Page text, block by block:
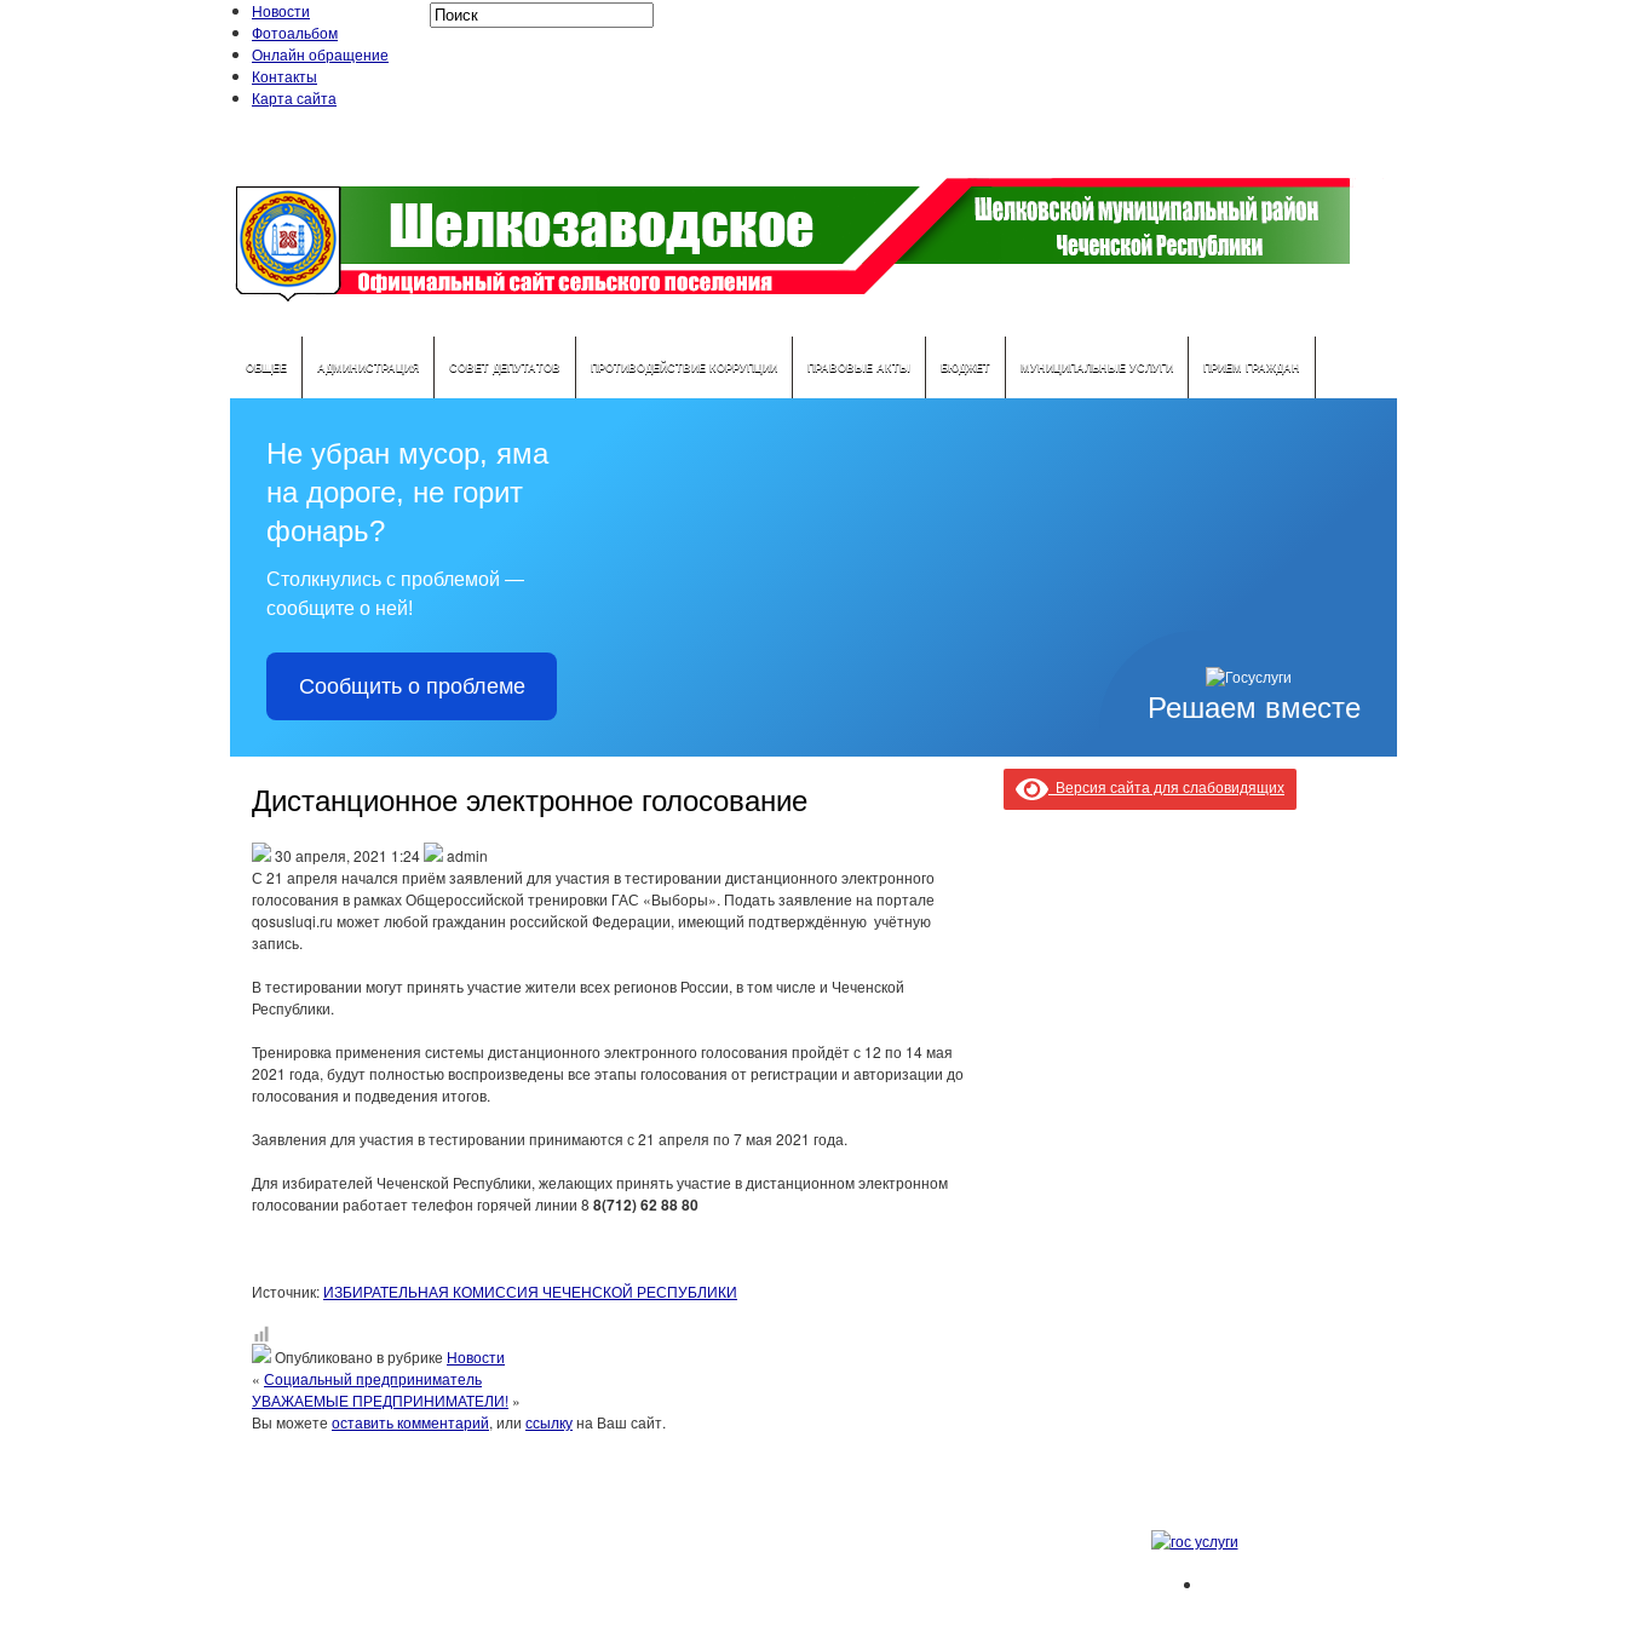
Новости
Фотоальбом
Онлайн обращение
Контакты
Карта сайта
ОБЩЕЕ АДМИНИСТРАЦИЯ СОВЕТ ДЕПУТАТОВ ПРОТИВОДЕЙСТВИЕ КОРРУПЦИИ ПРАВОВЫЕ АКТЫ БЮДЖЕТ МУНИЦИПАЛЬНЫЕ УСЛУГИ ПРИЕМ ГРАЖДАН
Решаем вместе
Не убран мусор, яма
на дороге, не горит
фонарь?
Столкнулись с проблемой —
сообщите о ней!
Сообщить о проблеме
Дистанционное электронное голосование
30 апреля, 2021 1:24
admin
С 21 апреля начался приём заявлений для участия в тестировании дистанционного электронного
голосования в рамках Общероссийской тренировки ГАС «Выборы». Подать заявление на портале
qosusluqi.ru может любой гражданин российской Федерации, имеющий подтверждённую учётную
запись.
В тестировании могут принять участие жители всех регионов России, в том числе и Чеченской
Республики.
Тренировка применения системы дистанционного электронного голосования пройдёт с 12 по 14 мая
2021 года, будут полностью воспроизведены все этапы голосования от регистрации и авторизации до
голосования и подведения итогов.
Заявления для участия в тестировании принимаются с 21 апреля по 7 мая 2021 года.
Для избирателей Чеченской Республики, желающих принять участие в дистанционном электронном
голосовании работает телефон горячей линии 8 8(712) 62 88 80
Источник: ИЗБИРАТЕЛЬНАЯ КОМИССИЯ ЧЕЧЕНСКОЙ РЕСПУБЛИКИ
Опубликовано в рубрике Новости
« Социальный предприниматель
УВАЖАЕМЫЕ ПРЕДПРИНИМАТЕЛИ! »
Вы можете оставить комментарий, или ссылкуна Ваш сайт.
Версия сайта для слабовидящих